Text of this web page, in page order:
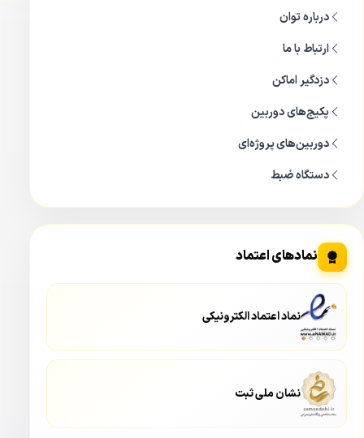
از امکانات و ویژگی های
نماییم.
ظاهر دستگاه 1A04
درباره توان
ارتباط با ما
دزدگیر اماکن
پکیج‌های دوربین
دوربین‌های پروژه‌ای
دستگاه ضبط
نمادهای اعتماد
نماد اعتماد الکترونیکی
نشان ملی ثبت